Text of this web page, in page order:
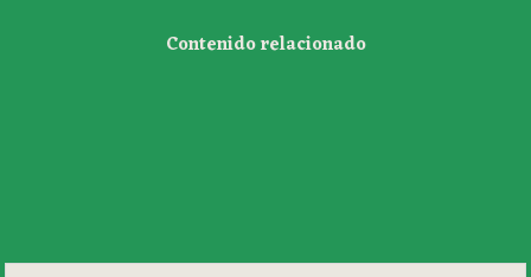
Contenido relacionado